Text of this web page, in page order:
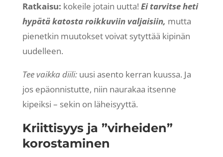
Ratkaisu: kokeile jotain uutta! Ei tarvitse heti
hypätä katosta roikkuviin valjaisiin, mutta
pienetkin muutokset voivat sytyttää kipinän
uudelleen.
Tee vaikka diili: uusi asento kerran kuussa. Ja
jos epäonnistutte, niin naurakaa itsenne
kipeiksi – sekin on läheisyyttä.
Kriittisyys ja ”virheiden”
korostaminen